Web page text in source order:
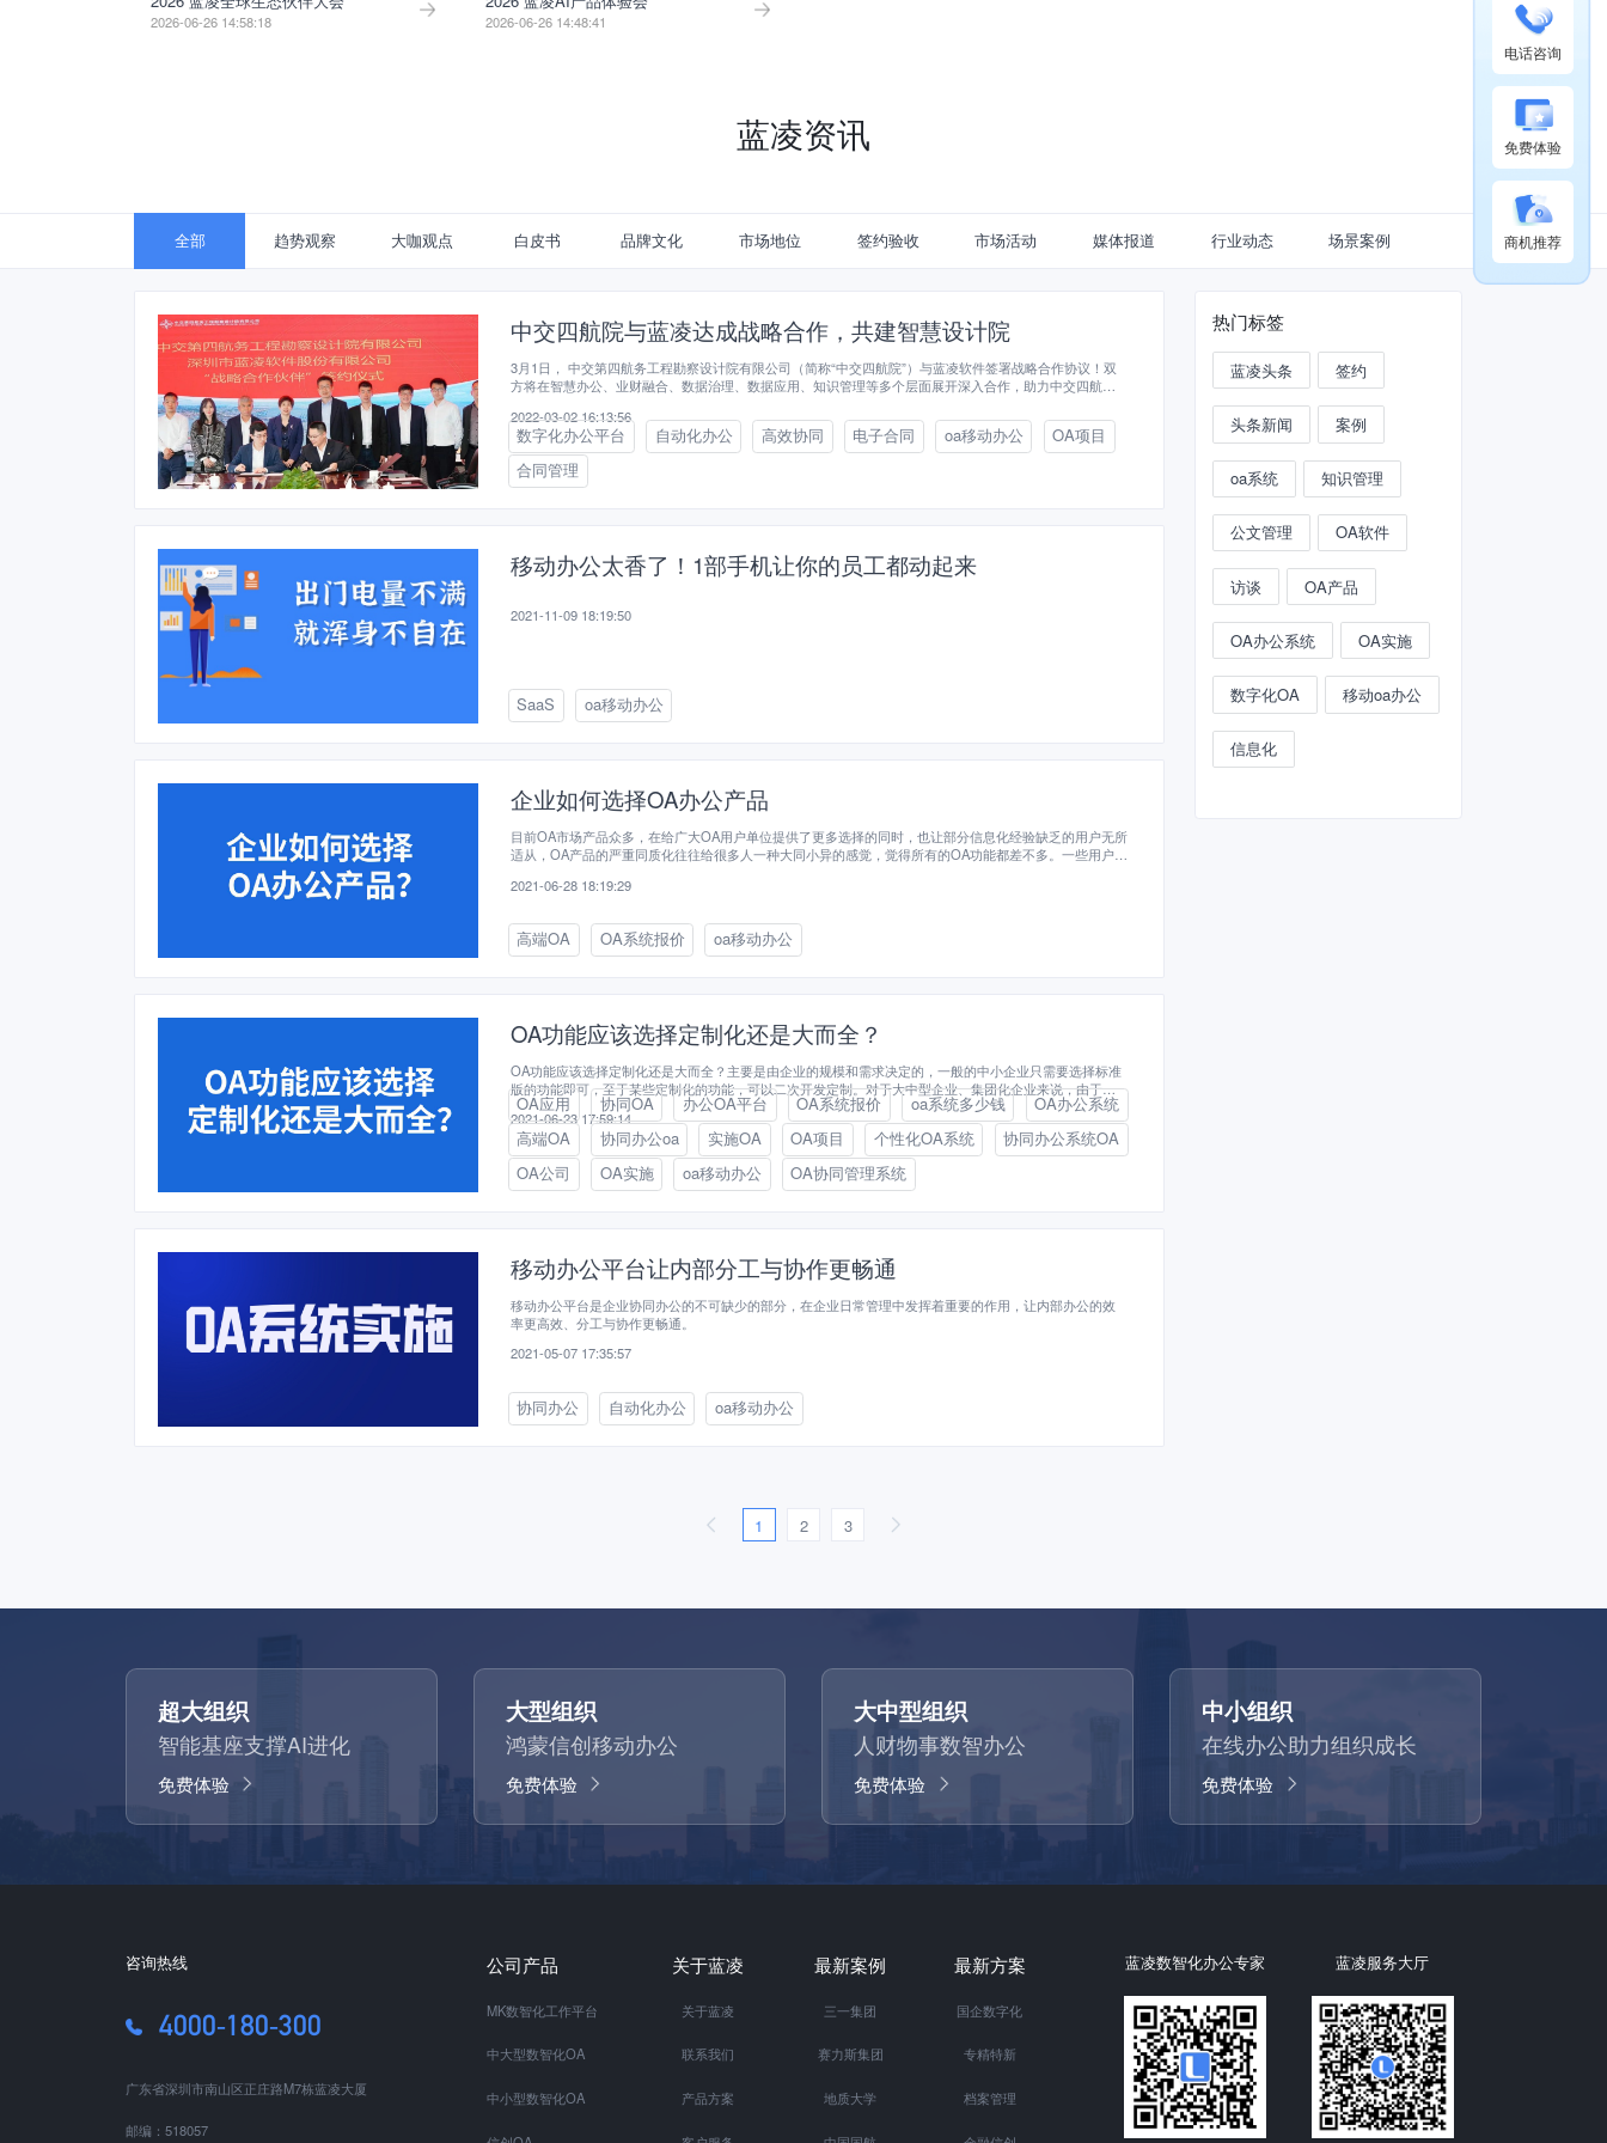
2026-06-26 14:58:18 2026-06-26 14:48:41
蓝凌资讯
全部 趋势观察 大咖观点 白皮书 品牌文化 市场地位 签约验收 市场活动 媒体报道 行业动态 场景案例
中交四航院与蓝凌达成战略合作，共建智慧设计院
3月1日， 中交第四航务工程勘察设计院有限公司（简称“中交四航院”）与蓝凌软件签署战略合作协议！双
方将在智慧办公、业财融合、数据治理、数据应用、知识管理等多个层面展开深入合作，助力中交四航院
2022-03-02 16:13:56
数字化办公平台 自动化办公 高效协同 电子合同 oa移动办公
OA项目
合同管理
移动办公太香了！1部手机让你的员工都动起来
2021-11-09 18:19:50
SaaS oa移动办公
企业如何选择OA办公产品
目前OA市场产品众多，在给广大OA用户单位提供了更多选择的同时，也让部分信息化经验缺乏的用户无所
适从，OA产品的严重同质化往往给很多人一种大同小异的感觉，觉得所有的OA功能都差不多。一些用户没
和纠纷。市场上的一些OA产品有以下的功能缺陷：
2021-06-28 18:19:29
高端OA OA系统报价 oa移动办公
OA功能应该选择定制化还是大而全？
OA功能应该选择定制化还是大而全？主要是由企业的规模和需求决定的，一般的中小企业只需要选择标准
版的功能即可，至于某些定制化的功能，可以二次开发定制。对于大中型企业、集团化企业来说，由于人
数、部门、业务众多，需求也不一样，因此大型公司一定要选择定制化的OA功能。
2021-06-23 17:59:14
OA应用 协同OA 办公OA平台 OA系统报价 oa系统多少钱
OA办公系统
高端OA
协同办公oa 实施OA OA项目 个性化OA系统
协同办公系统OA
OA公司
OA实施 oa移动办公 OA协同管理系统
移动办公平台让内部分工与协作更畅通
移动办公平台是企业协同办公的不可缺少的部分，在企业日常管理中发挥着重要的作用，让内部办公的效
率更高效、分工与协作更畅通。
2021-05-07 17:35:57
协同办公 自动化办公 oa移动办公
热门标签
蓝凌头条 签约
头条新闻 案例
oa系统 知识管理
公文管理 OA软件
访谈 OA产品
OA办公系统 OA实施
数字化OA 移动oa办公
信息化
1 2 3
电话咨询
免费体验
商机推荐
超大组织
智能基座支撑AI进化
免费体验
大型组织
鸿蒙信创移动办公
免费体验
大中型组织
人财物事数智办公
免费体验
中小组织
在线办公助力组织成长
免费体验
咨询热线
4000-180-300
广东省深圳市南山区正庄路M7栋蓝凌大厦
邮编：518057
公司产品
MK数智化工作平台
中大型数智化OA
中小型数智化OA
关于蓝凌
关于蓝凌
联系我们
产品方案
最新案例
三一集团
赛力斯集团
地质大学
最新方案
国企数字化
专精特新
档案管理
蓝凌数智化办公专家 蓝凌服务大厅